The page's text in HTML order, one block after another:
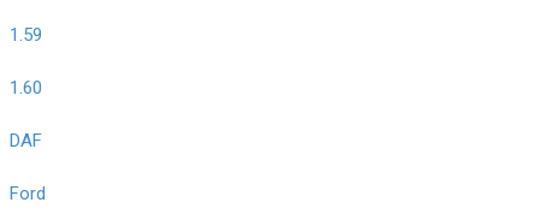
1.59
1.60
DAF
Ford